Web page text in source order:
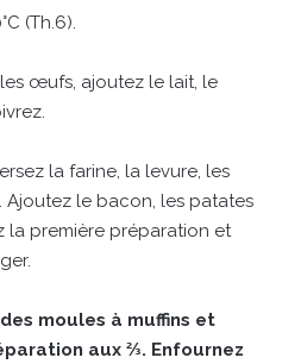
(Th.6).
œufs, ajoutez le lait, le
la farine, la levure, les
Ajoutez le bacon, les patates
la première préparation et
moules à muffins et
aux ⅔. Enfournez